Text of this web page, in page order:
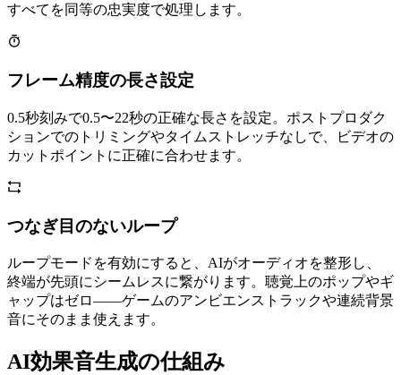
すべてを同等の忠実度で処理します。
フレーム精度の長さ設定
0.5秒刻みで0.5〜22秒の正確な長さを設定。ポストプロダク
ションでのトリミングやタイムストレッチなしで、ビデオの
カットポイントに正確に合わせます。
つなぎ目のないループ
ループモードを有効にすると、AIがオーディオを整形し、
終端が先頭にシームレスに繋がります。聴覚上のポップやギ
ャップはゼロ——ゲームのアンビエンストラックや連続背景
音にそのまま使えます。
AI効果音生成の仕組み